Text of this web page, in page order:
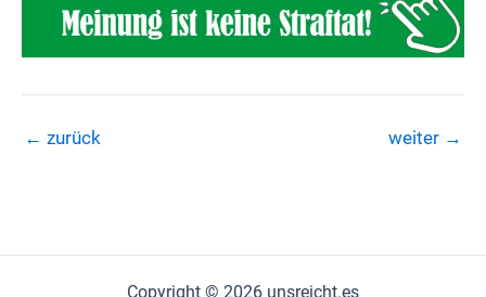
← zurück weiter →
Copyright © 2026 unsreicht.es